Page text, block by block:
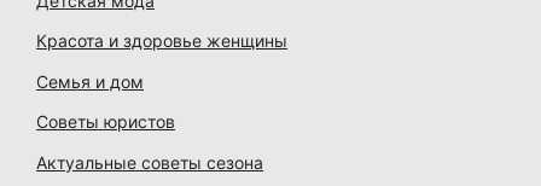
Красота и здоровье женщины
Семья и дом
Советы юристов
Актуальные советы сезона